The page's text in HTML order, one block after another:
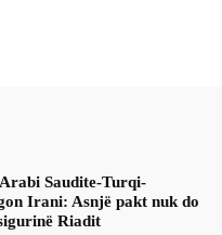
Saudite-Turqi-
Irani: Asnjë pakt nuk do
Riadit